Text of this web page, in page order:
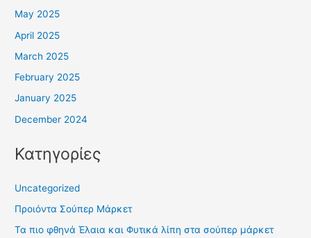
May 2025
April 2025
March 2025
February 2025
January 2025
December 2024
Κατηγορίες
Uncategorized
Προιόντα Σούπερ Μάρκετ
Τα πιο φθηνά Έλαια και Φυτικά λίπη στα σούπερ μάρκετ